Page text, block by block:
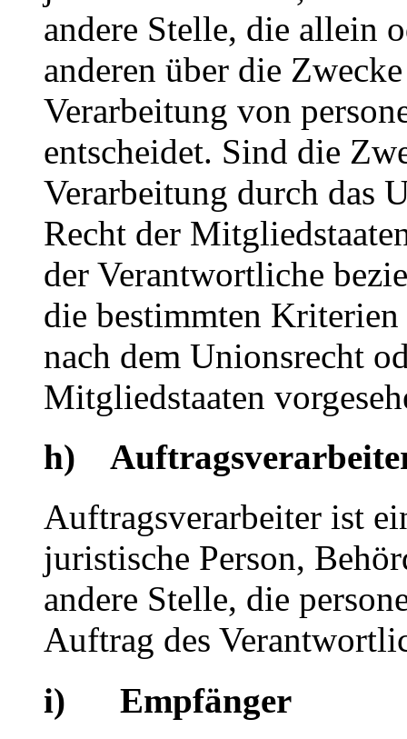
andere Stelle, die allein
anderen über die
Verarbeitung von
entscheidet. Sind die
Verarbeitung durch das
Recht der
der Verantwortliche
die bestimmten
nach dem Unionsrecht
Mitgliedstaaten
h)
Auftragsverarbeiter ist
juristische Person,
andere Stelle, die
Auftrag des
i) Empfänger